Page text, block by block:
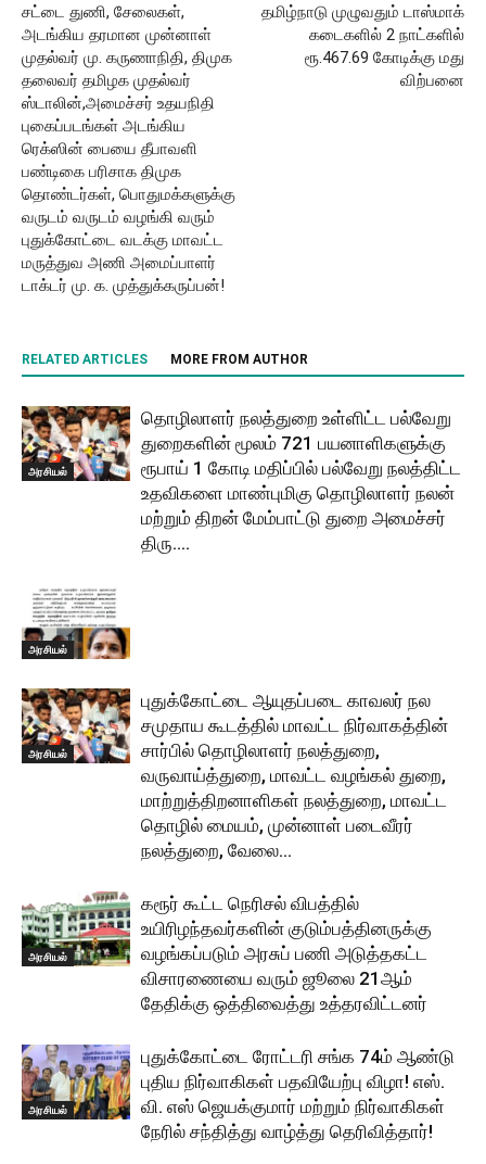
சட்டை துணி, சேலைகள்,
அடங்கிய தரமான முன்னாள்
முதல்வர் மு. கருணாநிதி, திமுக
தலைவர் தமிழக முதல்வர்
ஸ்டாலின்,அமைச்சர் உதயநிதி
புகைப்படங்கள் அடங்கிய
ரெக்ஸின் பையை தீபாவளி
பண்டிகை பரிசாக திமுக
தொண்டர்கள், பொதுமக்களுக்கு
வருடம் வருடம் வழங்கி வரும்
புதுக்கோட்டை வடக்கு மாவட்ட
மருத்துவ அணி அமைப்பாளர்
டாக்டர் மு. க. முத்துக்கருப்பன்!
தமிழ்நாடு முழுவதும் டாஸ்மாக்
கடைகளில் 2 நாட்களில்
ரூ.467.69 கோடிக்கு மது
விற்பனை
RELATED ARTICLES MORE FROM AUTHOR
அரசியல்
தொழிலாளர் நலத்துறை உள்ளிட்ட பல்வேறு
துறைகளின் மூலம் 721 பயனாளிகளுக்கு
ரூபாய் 1 கோடி மதிப்பில் பல்வேறு நலத்திட்ட
உதவிகளை மாண்புமிகு தொழிலாளர் நலன்
மற்றும் திறன் மேம்பாட்டு துறை அமைச்சர்
திரு....
அரசியல்
அரசியல்
புதுக்கோட்டை ஆயுதப்படை காவலர் நல
சமுதாய கூடத்தில் மாவட்ட நிர்வாகத்தின்
சார்பில் தொழிலாளர் நலத்துறை,
வருவாய்த்துறை, மாவட்ட வழங்கல் துறை,
மாற்றுத்திறனாளிகள் நலத்துறை, மாவட்ட
தொழில் மையம், முன்னாள் படைவீரர்
நலத்துறை, வேலை...
அரசியல்
கரூர் கூட்ட நெரிசல் விபத்தில்
உயிரிழந்தவர்களின் குடும்பத்தினருக்கு
வழங்கப்படும் அரசுப் பணி அடுத்தகட்ட
விசாரணையை வரும் ஜூலை 21ஆம்
தேதிக்கு ஒத்திவைத்து உத்தரவிட்டனர்
அரசியல்
புதுக்கோட்டை ரோட்டரி சங்க 74ம் ஆண்டு
புதிய நிர்வாகிகள் பதவியேற்பு விழா! எஸ்.
வி. எஸ் ஜெயக்குமார் மற்றும் நிர்வாகிகள்
நேரில் சந்தித்து வாழ்த்து தெரிவித்தார்!